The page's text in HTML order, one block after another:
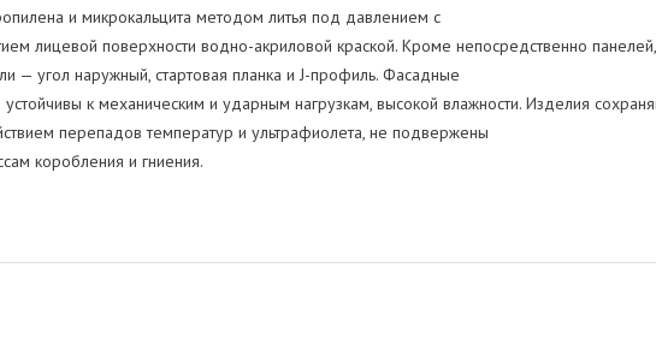
и микрокальцита методом литья под давлением с
лицевой поверхности водно-акриловой краской. Кроме непосредственно
— угол наружный, стартовая планка и J-профиль. Фасадные
устойчивы к механическим и ударным нагрузкам, высокой влажности. Изделия
перепадов температур и ультрафиолета, не подвержены
коробления и гниения.